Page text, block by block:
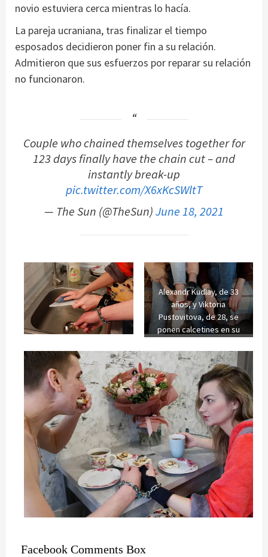
novio estuviera cerca mientras lo hacía.
La pareja ucraniana, tras finalizar el tiempo
esposados decidieron poner fin a su relación.
Admitieron que sus esfuerzos por reparar su relación
no funcionaron.
Couple who chained themselves together for
123 days finally have the chain cut – and
instantly break-up
pic.twitter.com/X6xKcSWltT
— The Sun (@TheSun)June 18, 2021
Alexandr Kudlay, de 33
años, y Viktoria
Pustovitova, de 28, se
ponen calcetines en su
Ucrania. 5 de marzo de
2021. REUTERS/Gleb
Garanich
Facebook Comments Box